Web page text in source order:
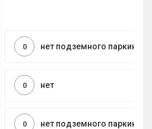
нет подземного паркинга
0
нет
0
нет подземного паркинга
0